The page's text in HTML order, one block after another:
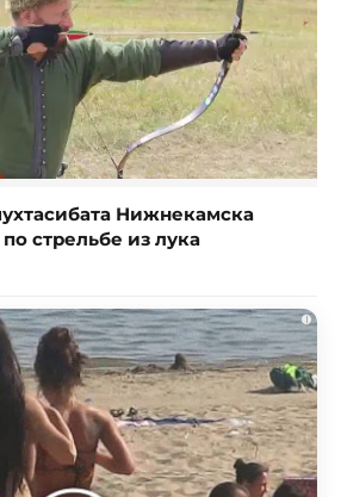
Нижнекамска
стрельбе из лука
i